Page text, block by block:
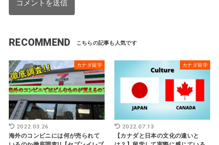
RECOMMEND
カナダ留学
2022.03.26
海外のコンビニには何が売られて
カナダ留学
2022.07.13
【カナダと日本の文化の違いと